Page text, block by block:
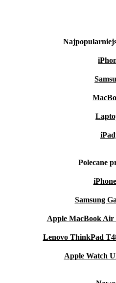
Polecane
Samsung
Apple MacBook Air
Lenovo ThinkPad
Apple Watch